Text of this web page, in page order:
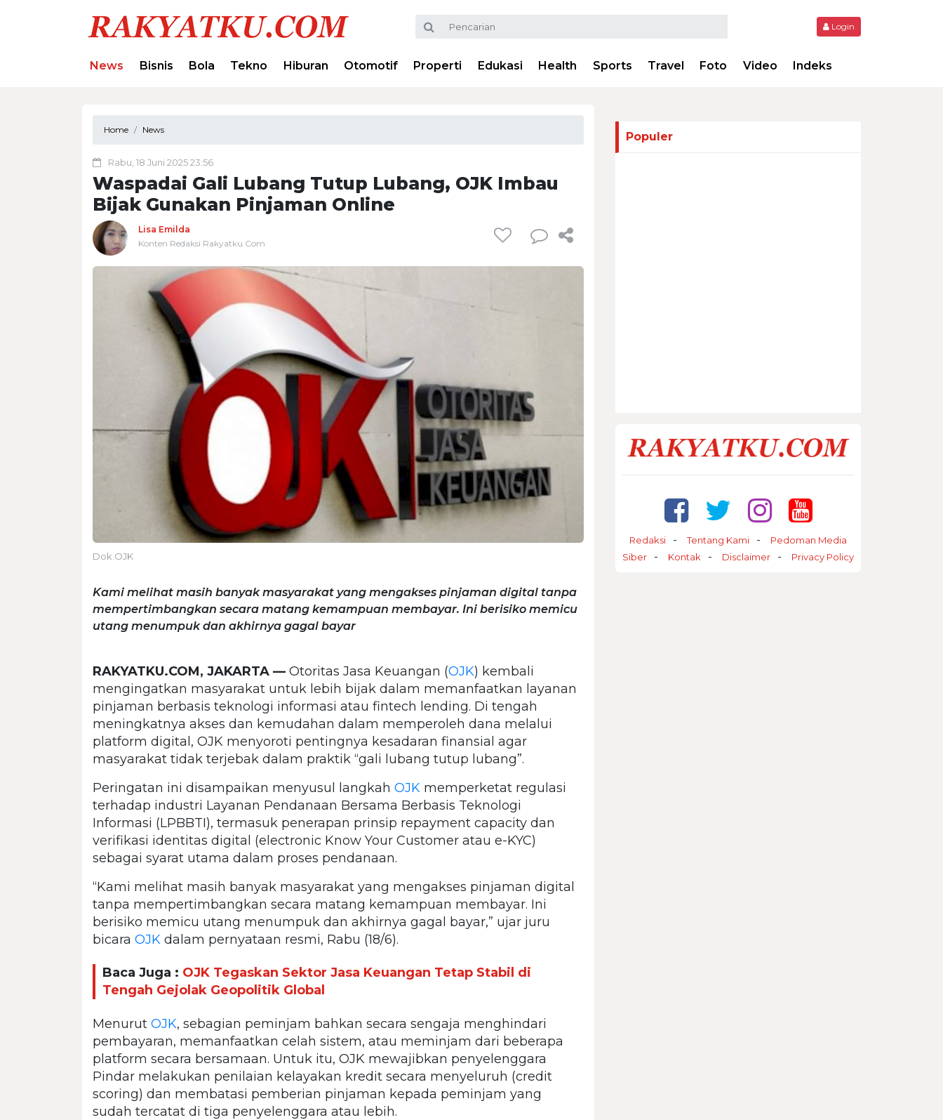
Login
News Bisnis Bola Tekno Hiburan Otomotif Properti Edukasi Health Sports Travel Foto Video Indeks
Home News
Rabu, 18 Juni 2025 23:56
Waspadai Gali Lubang Tutup Lubang, OJK Imbau
Bijak Gunakan Pinjaman Online
Lisa Emilda
Konten Redaksi Rakyatku.Com
Dok.OJK
Kami melihat masih banyak masyarakat yang mengakses pinjaman digital tanpa
mempertimbangkan secara matang kemampuan membayar. Ini berisiko memicu
utang menumpuk dan akhirnya gagal bayar
RAKYATKU.COM, JAKARTA — Otoritas Jasa Keuangan (OJK) kembali
mengingatkan masyarakat untuk lebih bijak dalam memanfaatkan layanan
pinjaman berbasis teknologi informasi atau fintech lending. Di tengah
meningkatnya akses dan kemudahan dalam memperoleh dana melalui
platform digital, OJK menyoroti pentingnya kesadaran finansial agar
masyarakat tidak terjebak dalam praktik “gali lubang tutup lubang”.
Peringatan ini disampaikan menyusul langkah OJK memperketat regulasi
terhadap industri Layanan Pendanaan Bersama Berbasis Teknologi
Informasi (LPBBTI), termasuk penerapan prinsip repayment capacity dan
verifikasi identitas digital (electronic Know Your Customer atau e-KYC)
sebagai syarat utama dalam proses pendanaan.
“Kami melihat masih banyak masyarakat yang mengakses pinjaman digital
tanpa mempertimbangkan secara matang kemampuan membayar. Ini
berisiko memicu utang menumpuk dan akhirnya gagal bayar,” ujar juru
bicara OJK dalam pernyataan resmi, Rabu (18/6).
Baca Juga : OJK Tegaskan Sektor Jasa Keuangan Tetap Stabil di
Tengah Gejolak Geopolitik Global
Menurut OJK, sebagian peminjam bahkan secara sengaja menghindari
pembayaran, memanfaatkan celah sistem, atau meminjam dari beberapa
platform secara bersamaan. Untuk itu, OJK mewajibkan penyelenggara
Pindar melakukan penilaian kelayakan kredit secara menyeluruh (credit
scoring) dan membatasi pemberian pinjaman kepada peminjam yang
sudah tercatat di tiga penyelenggara atau lebih.
Populer
Redaksi Tentang Kami
Pedoman Media
Siber
Kontak Disclaimer Privacy Policy